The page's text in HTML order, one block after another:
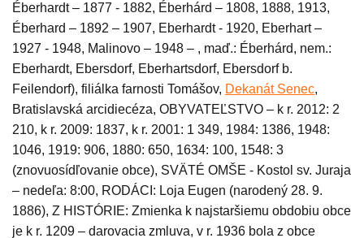
Éberhardt – 1877 - 1882, Éberhárd – 1808, 1888, 1913,
Éberhard – 1892 – 1907, Eberhardt - 1920, Eberhart –
1927 - 1948, Malinovo – 1948 – , maď.: Éberhárd, nem.:
Eberhardt, Ebersdorf, Eberhartsdorf, Ebersdorf b.
Feilendorf), filiálka farnosti Tomášov, Dekanát Senec,
Bratislavská arcidiecéza, OBYVATEĽSTVO – k r. 2012: 2
210, k r. 2009: 1837, k r. 2001: 1 349, 1984: 1386, 1948:
1046, 1919: 906, 1880: 650, 1634: 100, 1548: 3
(znovuosídľovanie obce), SVÄTÉ OMŠE - Kostol sv. Juraja
– nedeľa: 8:00, RODÁCI: Loja Eugen (narodený 28. 9.
1886), Z HISTÓRIE: Zmienka k najstaršiemu obdobiu obce
je k r. 1209 – darovacia zmluva, v r. 1936 bola z obce